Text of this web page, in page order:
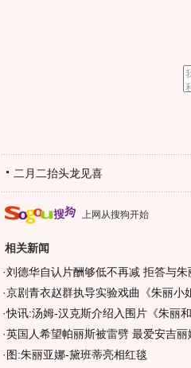
二月二抬头龙见喜
上网从搜狗开始
相关新闻
·刘德华自认片酬够低不再减 拒答与朱
·京剧青衣赵群执导实验戏曲《朱丽小
·快讯:汤姆-汉克斯介绍入围片《朱丽
·英国人希望帕丽斯被雷劈 最爱安吉丽
· 图:朱丽亚娜-黛班蒂亮相红毯